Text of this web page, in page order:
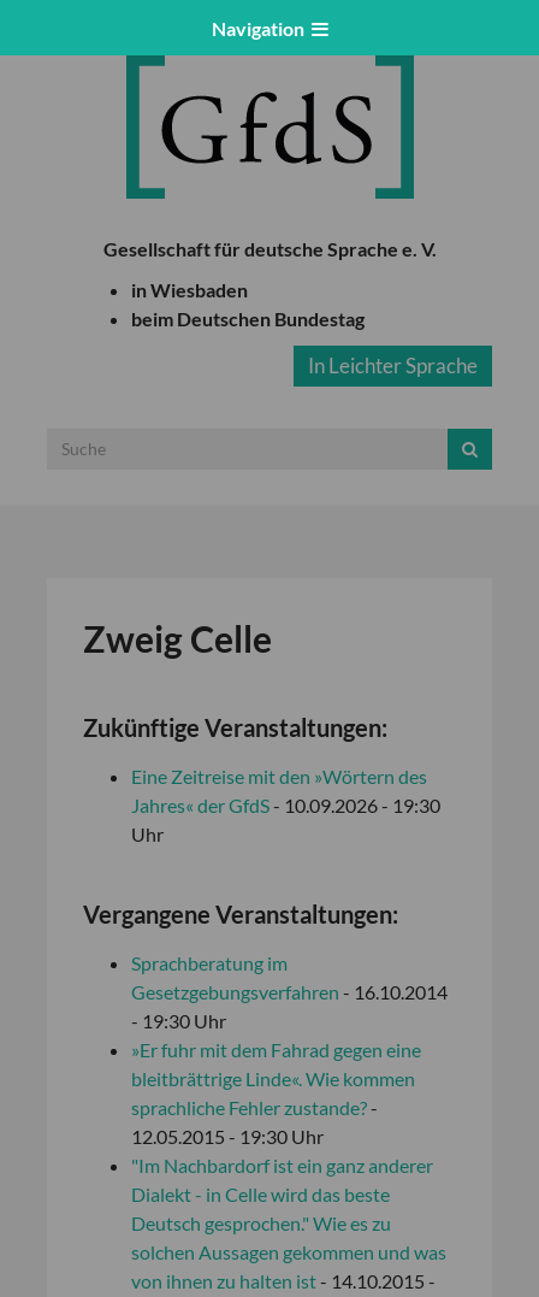
Navigation
Gesellschaft für deutsche Sprache e. V.
in Wiesbaden
beim Deutschen Bundestag
In Leichter Sprache
Zweig Celle
Zukünftige Veranstaltungen:
Eine Zeitreise mit den »Wörtern des
Jahres« der GfdS- 10.09.2026 - 19:30
Uhr
Vergangene Veranstaltungen:
Sprachberatung im
Gesetzgebungsverfahren - 16.10.2014
- 19:30 Uhr
»Er fuhr mit dem Fahrad gegen eine
bleitbrättrige Linde«. Wie kommen
sprachliche Fehler zustande?-
12.05.2015 - 19:30 Uhr
"Im Nachbardorf ist ein ganz anderer
Dialekt - in Celle wird das beste
Deutsch gesprochen." Wie es zu
solchen Aussagen gekommen und was
von ihnen zu halten ist- 14.10.2015 -